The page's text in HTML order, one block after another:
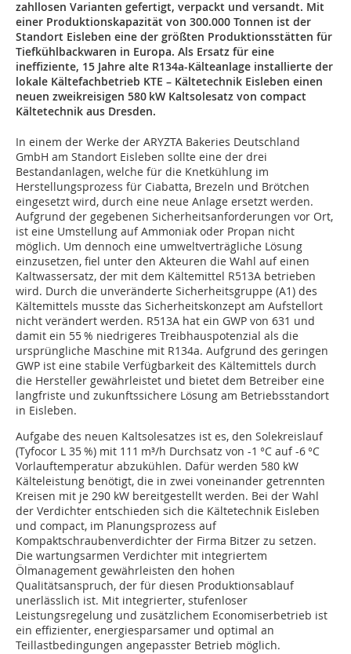
zahllosen Varianten gefertigt, verpackt und versandt. Mit
einer Produktionskapazität von 300.000 Tonnen ist der
Standort Eisleben eine der größten Produktionsstätten für
Tiefkühlbackwaren in Europa. Als Ersatz für eine
ineffiziente, 15 Jahre alte R134a-Kälteanlage installierte der
lokale Kältefachbetrieb KTE – Kältetechnik Eisleben einen
neuen zweikreisigen 580 kW Kaltsolesatz von compact
Kältetechnik aus Dresden.
In einem der Werke der ARYZTA Bakeries Deutschland
GmbH am Standort Eisleben sollte eine der drei
Bestandanlagen, welche für die Knetkühlung im
Herstellungsprozess für Ciabatta, Brezeln und Brötchen
eingesetzt wird, durch eine neue Anlage ersetzt werden.
Aufgrund der gegebenen Sicherheitsanforderungen vor Ort,
ist eine Umstellung auf Ammoniak oder Propan nicht
möglich. Um dennoch eine umweltverträgliche Lösung
einzusetzen, fiel unter den Akteuren die Wahl auf einen
Kaltwassersatz, der mit dem Kältemittel R513A betrieben
wird. Durch die unveränderte Sicherheitsgruppe (A1) des
Kältemittels musste das Sicherheitskonzept am Aufstellort
nicht verändert werden. R513A hat ein GWP von 631 und
damit ein 55 % niedrigeres Treibhauspotenzial als die
ursprüngliche Maschine mit R134a. Aufgrund des geringen
GWP ist eine stabile Verfügbarkeit des Kältemittels durch
die Hersteller gewährleistet und bietet dem Betreiber eine
langfriste und zukunftssichere Lösung am Betriebsstandort
in Eisleben.
Aufgabe des neuen Kaltsolesatzes ist es, den Solekreislauf
(Tyfocor L 35 %) mit 111 m³/h Durchsatz von -1 °C auf -6 °C
Vorlauftemperatur abzukühlen. Dafür werden 580 kW
Kälteleistung benötigt, die in zwei voneinander getrennten
Kreisen mit je 290 kW bereitgestellt werden. Bei der Wahl
der Verdichter entschieden sich die Kältetechnik Eisleben
und compact, im Planungsprozess auf
Kompaktschraubenverdichter der Firma Bitzer zu setzen.
Die wartungsarmen Verdichter mit integriertem
Ölmanagement gewährleisten den hohen
Qualitätsanspruch, der für diesen Produktionsablauf
unerlässlich ist. Mit integrierter, stufenloser
Leistungsregelung und zusätzlichem Economiserbetrieb ist
ein effizienter, energiesparsamer und optimal an
Teillastbedingungen angepasster Betrieb möglich.